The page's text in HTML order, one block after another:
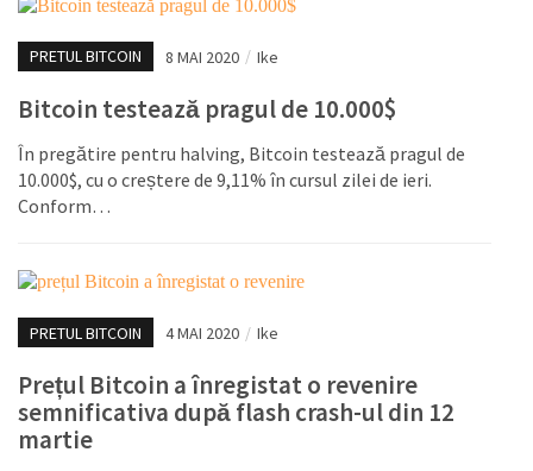
PRETUL BITCOIN 8 MAI 2020 / Ike
Bitcoin testează pragul de 10.000$
În pregătire pentru halving, Bitcoin testează pragul de
10.000$, cu o creștere de 9,11% în cursul zilei de ieri.
Conform…
PRETUL BITCOIN 4 MAI 2020 / Ike
Prețul Bitcoin a înregistat o revenire
semnificativa după flash crash-ul din 12
martie